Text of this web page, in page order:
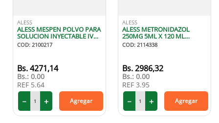
ALESS
ALESS MESPEN POLVO PARA
SOLUCION INYECTABLE IV
500 GR X1
COD: 2100217
4271,14
Bs.: 0.00
REF 5.64
＋
－ Agregar
ALESS
ALESS METRONIDAZOL
250MG 5ML X 120 ML
SUSPENSION
COD: 2114338
2986,32
Bs.: 0.00
REF 3.95
＋
－ Agregar